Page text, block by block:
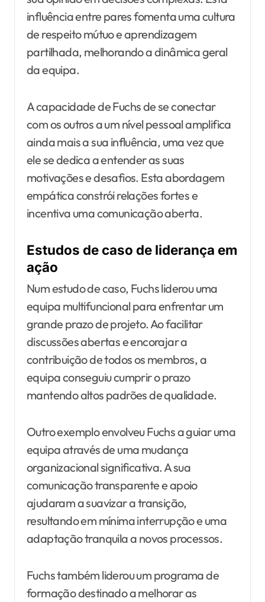
influência entre pares fomenta uma cultura
de respeito mútuo e aprendizagem
partilhada, melhorando a dinâmica geral
da equipa.
A capacidade de Fuchs de se conectar
com os outros a um nível pessoal amplifica
ainda mais a sua influência, uma vez que
ele se dedica a entender as suas
motivações e desafios. Esta abordagem
empática constrói relações fortes e
incentiva uma comunicação aberta.
Estudos de caso de liderança em
ação
Num estudo de caso, Fuchs liderou uma
equipa multifuncional para enfrentar um
grande prazo de projeto. Ao facilitar
discussões abertas e encorajar a
contribuição de todos os membros, a
equipa conseguiu cumprir o prazo
mantendo altos padrões de qualidade.
Outro exemplo envolveu Fuchs a guiar uma
equipa através de uma mudança
organizacional significativa. A sua
comunicação transparente e apoio
ajudaram a suavizar a transição,
resultando em mínima interrupção e uma
adaptação tranquila a novos processos.
Fuchs também liderou um programa de
formação destinado a melhorar as